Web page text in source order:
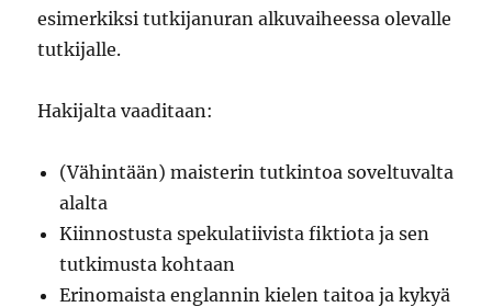
esimerkiksi tutkijanuran alkuvaiheessa olevalle
tutkijalle.
Hakijalta vaaditaan:
(Vähintään) maisterin tutkintoa soveltuvalta
alalta
Kiinnostusta spekulatiivista fiktiota ja sen
tutkimusta kohtaan
Erinomaista englannin kielen taitoa ja kykyä